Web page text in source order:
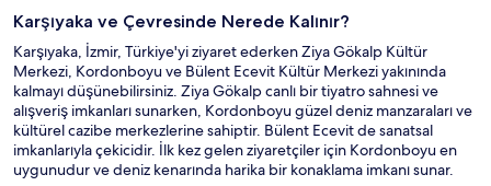
ı
ı
r
c
e
r
e
d
e
a
ç
Karşıyaka ve Çevresinde Nerede Kalınır?
Karşıyaka, İzmir, Türkiye'yi ziyaret ederken Ziya Gökalp Kültür
Merkezi, Kordonboyu ve Bülent Ecevit Kültür Merkezi yakınında
kalmayı düşünebilirsiniz. Ziya Gökalp canlı bir tiyatro sahnesi ve
alışveriş imkanları sunarken, Kordonboyu güzel deniz manzaraları ve
kültürel cazibe merkezlerine sahiptir. Bülent Ecevit de sanatsal
imkanlarıyla çekicidir. İlk kez gelen ziyaretçiler için Kordonboyu en
uygunudur ve deniz kenarında harika bir konaklama imkanı sunar.